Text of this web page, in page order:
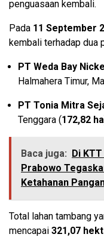
penguasaan kembali.
Pada 11 September
kembali terhadap dua
PT Weda Bay
Halmahera Timur,
PT Tonia Mitra
Tenggara (172,82 ha
Baca juga: Di
Prabowo
Ketahanan
Total lahan tambang
mencapai 321,07